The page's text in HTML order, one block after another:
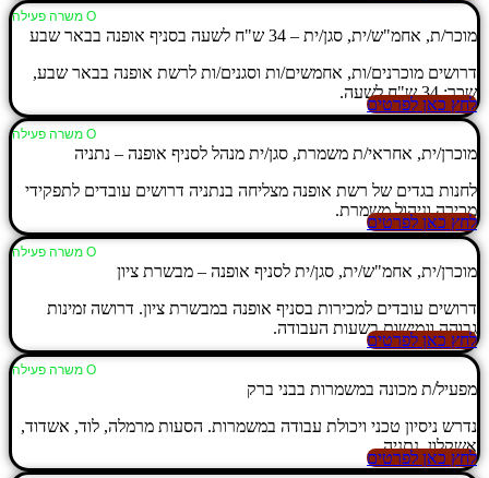
Ο משרה פעילה
מוכר/ת, אחמ"ש/ית, סגן/ית – 34 ש"ח לשעה בסניף אופנה בבאר שבע
דרושים מוכרנים/ות, אחמשים/ות וסגנים/ות לרשת אופנה בבאר שבע,
שכר: 34 ש"ח לשעה.
לחץ כאן לפרטים
Ο משרה פעילה
מוכרן/ית, אחראי/ת משמרת, סגן/ית מנהל לסניף אופנה – נתניה
לחנות בגדים של רשת אופנה מצליחה בנתניה דרושים עובדים לתפקידי
מכירה וניהול משמרת.
לחץ כאן לפרטים
Ο משרה פעילה
מוכרן/ית, אחמ"ש/ית, סגן/ית לסניף אופנה – מבשרת ציון
דרושים עובדים למכירות בסניף אופנה במבשרת ציון. דרושה זמינות
גבוהה וגמישות בשעות העבודה.
לחץ כאן לפרטים
Ο משרה פעילה
מפעיל/ת מכונה במשמרות בבני ברק
נדרש ניסיון טכני ויכולת עבודה במשמרות. הסעות מרמלה, לוד, אשדוד,
אשקלון, נתניה.
לחץ כאן לפרטים